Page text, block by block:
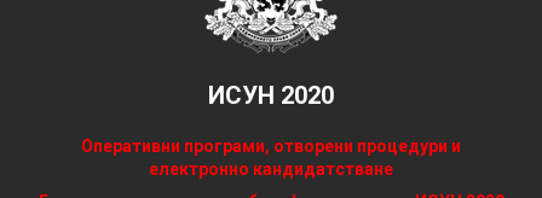
ИСУН 2020
Оперативни програми, отворени процедури и
електронно кандидатстване